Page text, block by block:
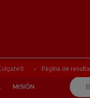
MISIÓN
CHEQUEO DE
Página de